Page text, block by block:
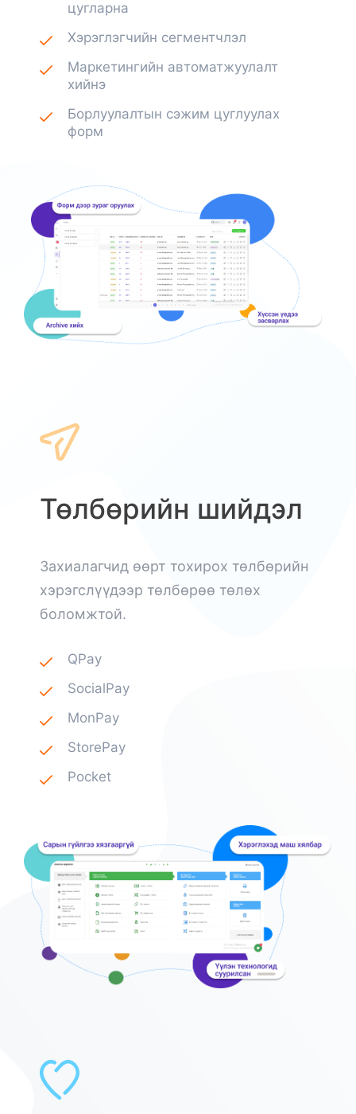
цугларна
Хэрэглэгчийн сегментчлэл
Маркетингийн автоматжуулалт
хийнэ
Борлуулалтын сэжим цуглуулах
форм
Төлбөрийн шийдэл
Захиалагчид өөрт тохирох төлбөрийн
хэрэгслүүдээр төлбөрөө төлөх
боломжтой.
QPay
SocialPay
MonPay
StorePay
Pocket